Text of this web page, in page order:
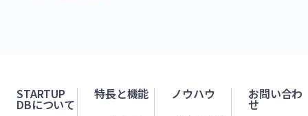
STARTUP
DBについて
特長と機能 ノウハウ お問い合わ
せ